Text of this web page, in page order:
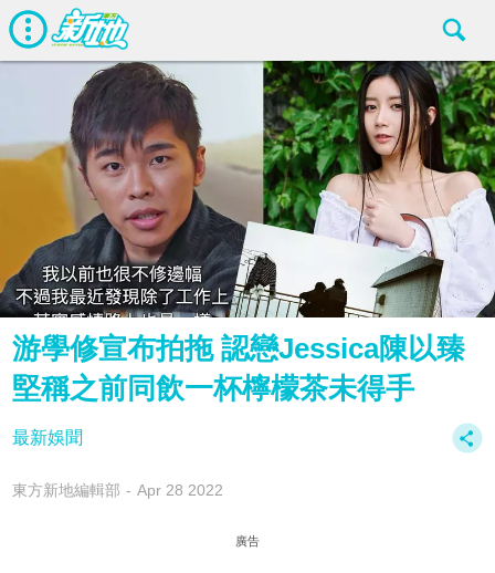
游學修宣布拍拖 認戀Jessica陳以臻
堅稱之前同飲一杯檸檬茶未得手
最新娛聞
東方新地編輯部 Apr 28 2022
廣告